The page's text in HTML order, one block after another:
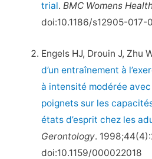
trial. BMC Womens
doi:10.1186/s12905-017-
Engels HJ, Drouin J, Zhu
d’un entraînement à
à intensité modérée
poignets sur les
états d’esprit chez les
Gerontology.
doi:10.1159/000022018